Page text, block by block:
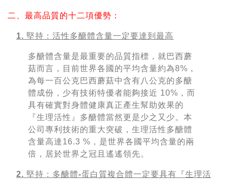
二、最高品質的十二項優勢：
1. 堅持：活性多醣體含量一定要達到最高
多醣體含量是最重要的品質指標，就巴西蘑
菇而言，目前世界各國的平均含量約為8%，
為每一百公克巴西蘑菇中含有八公克的多醣
體成份，少有技術特優者能夠接近 10%，而
具有確實對身體健康真正產生幫助效果的
『生理活性』多醣體當然更是少之又少。本
公司專利技術的重大突破，生理活性多醣體
含量高達16.3 %，是世界各國平均含量的兩
倍，居於世界之冠且遙遙領先。
2. 堅持：多醣體-蛋白質複合體一定要具有『生理活